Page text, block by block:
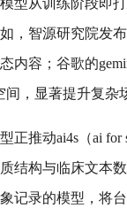
型从训练阶段即
，智源研究院发
内容；谷歌的
，显著提升复杂
正推动ai4s（ai for
结构与临床文本
记录的模型，将